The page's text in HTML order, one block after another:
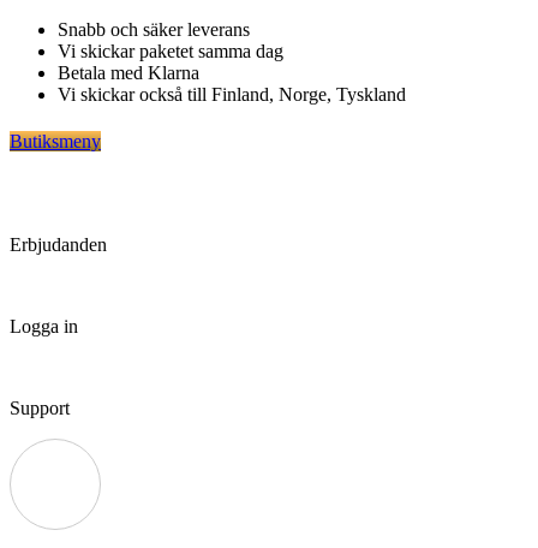
Hoppa
innehåll
Snabb och säker leverans
Vi skickar paketet samma dag
Betala med Klarna
Vi skickar också till Finland, Norge, Tyskland
Butiksmeny
Erbjudanden
Logga in
Support